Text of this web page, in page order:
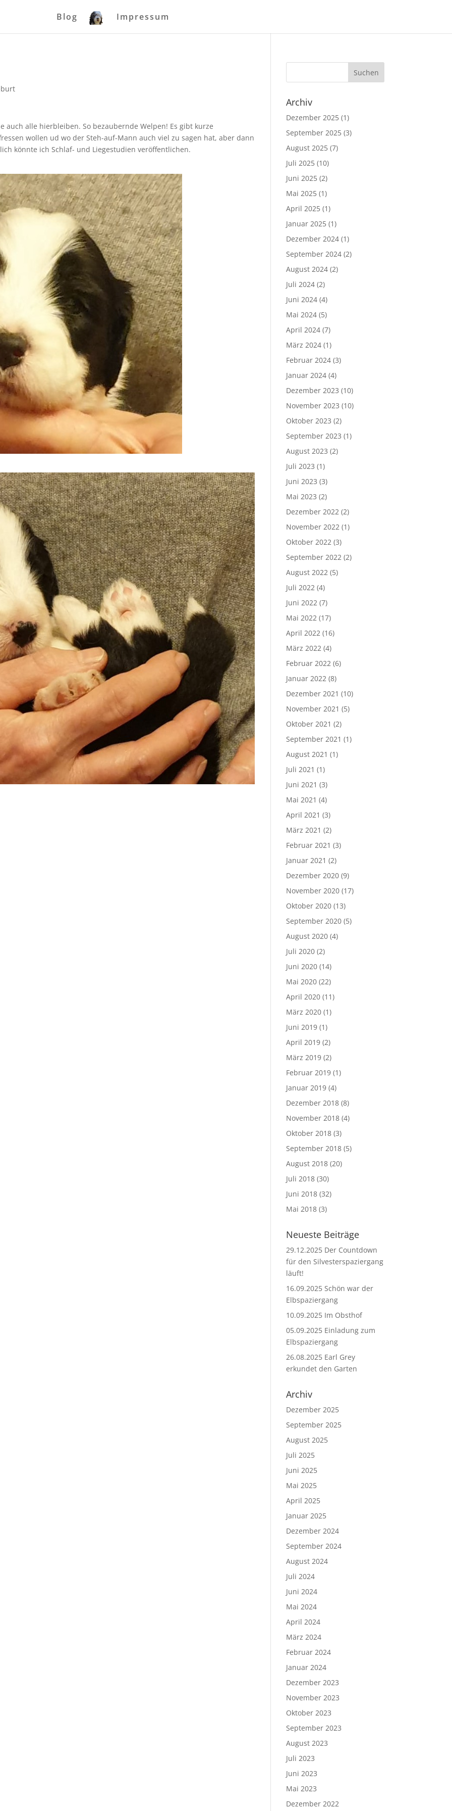
Blog Impressum
auch alle hierbleiben. So bezaubernde Welpen! Es gibt kurze
wollen ud wo der Steh-auf-Mann auch viel zu sagen hat, aber dann
könnte ich Schlaf- und Liegestudien veröffentlichen.
Archiv
Dezember 2025 (1)
September 2025 (3)
August 2025 (7)
Juli 2025 (10)
Juni 2025 (2)
Mai 2025 (1)
April 2025 (1)
Januar 2025 (1)
Dezember 2024 (1)
September 2024 (2)
August 2024 (2)
Juli 2024 (2)
Juni 2024 (4)
Mai 2024 (5)
April 2024 (7)
März 2024 (1)
Februar 2024 (3)
Januar 2024 (4)
Dezember 2023 (10)
November 2023 (10)
Oktober 2023 (2)
September 2023 (1)
August 2023 (2)
Juli 2023 (1)
Juni 2023 (3)
Mai 2023 (2)
Dezember 2022 (2)
November 2022 (1)
Oktober 2022 (3)
September 2022 (2)
August 2022 (5)
Juli 2022 (4)
Juni 2022 (7)
Mai 2022 (17)
April 2022 (16)
März 2022 (4)
Februar 2022 (6)
Januar 2022 (8)
Dezember 2021 (10)
November 2021 (5)
Oktober 2021 (2)
September 2021 (1)
August 2021 (1)
Juli 2021 (1)
Juni 2021 (3)
Mai 2021 (4)
April 2021 (3)
März 2021 (2)
Februar 2021 (3)
Januar 2021 (2)
Dezember 2020 (9)
November 2020 (17)
Oktober 2020 (13)
September 2020 (5)
August 2020 (4)
Juli 2020 (2)
Juni 2020 (14)
Mai 2020 (22)
April 2020 (11)
März 2020 (1)
Juni 2019 (1)
April 2019 (2)
März 2019 (2)
Februar 2019 (1)
Januar 2019 (4)
Dezember 2018 (8)
November 2018 (4)
Oktober 2018 (3)
September 2018 (5)
August 2018 (20)
Juli 2018 (30)
Juni 2018 (32)
Mai 2018 (3)
Neueste Beiträge
29.12.2025 Der Countdown
für den Silvesterspaziergang
läuft!
16.09.2025 Schön war der
Elbspaziergang
10.09.2025 Im Obsthof
05.09.2025 Einladung zum
Elbspaziergang
26.08.2025 Earl Grey
erkundet den Garten
Archiv
Dezember 2025
September 2025
August 2025
Juli 2025
Juni 2025
Mai 2025
April 2025
Januar 2025
Dezember 2024
September 2024
August 2024
Juli 2024
Juni 2024
Mai 2024
April 2024
März 2024
Februar 2024
Januar 2024
Dezember 2023
November 2023
Oktober 2023
September 2023
August 2023
Juli 2023
Juni 2023
Mai 2023
Dezember 2022